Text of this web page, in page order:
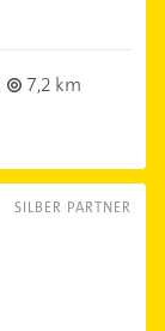
7,2 km
SILBER PARTNER